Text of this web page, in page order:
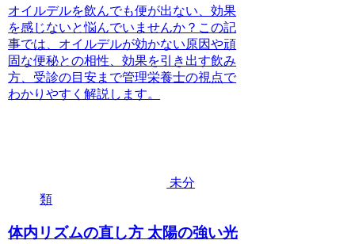
オイルデルを飲んでも便が出ない、効果
を感じないと悩んでいませんか？この記
事では、オイルデルが効かない原因や頑
固な便秘との相性、効果を引き出す飲み
方、受診の目安まで管理栄養士の視点で
わかりやすく解説します。
未分
類
体内リズムの直し方 太陽の強い光